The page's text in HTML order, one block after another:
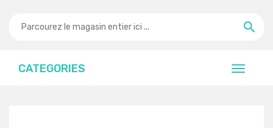
CATEGORIES